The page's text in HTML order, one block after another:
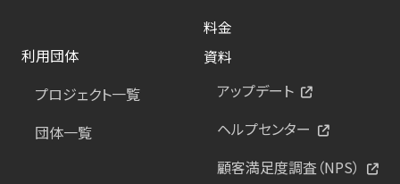
料金
利用団体
プロジェクト一覧
団体一覧
資料
アップデート
ヘルプセンター
顧客満足度調査（NPS）